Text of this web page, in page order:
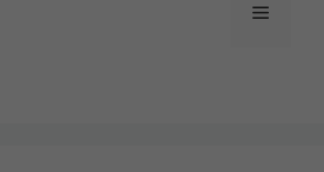
Menü